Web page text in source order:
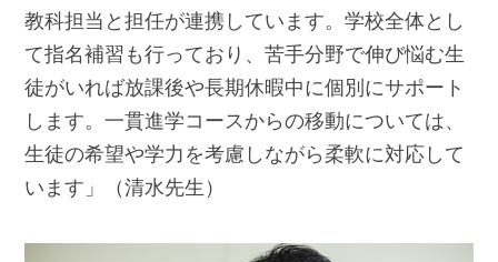
教科担当と担任が連携しています。学校全体とし
て指名補習も行っており、苦手分野で伸び悩む生
徒がいれば放課後や長期休暇中に個別にサポート
します。一貫進学コースからの移動については、
生徒の希望や学力を考慮しながら柔軟に対応して
います」（清水先生）